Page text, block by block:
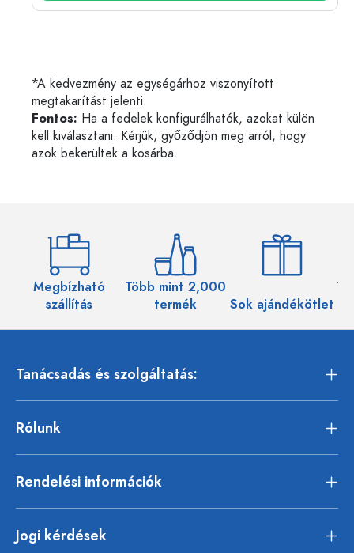
*A kedvezmény az egységárhoz viszonyított
megtakarítást jelenti.
Fontos: Ha a fedelek konfigurálhatók, azokat külön
kell kiválasztani. Kérjük, győződjön meg arról, hogy
azok bekerültek a kosárba.
Megbízható
szállítás
Több mint 2,000
termék
Sok ajándékötlet
Tanácsadás és szolgáltatás:
Rólunk
Rendelési információk
Jogi kérdések